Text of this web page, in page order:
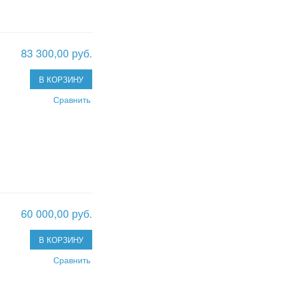
83 300,00 руб.
В КОРЗИНУ
Сравнить
60 000,00 руб.
В КОРЗИНУ
Сравнить